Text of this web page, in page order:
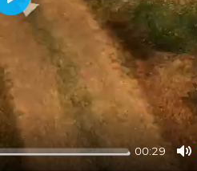
00:29
P